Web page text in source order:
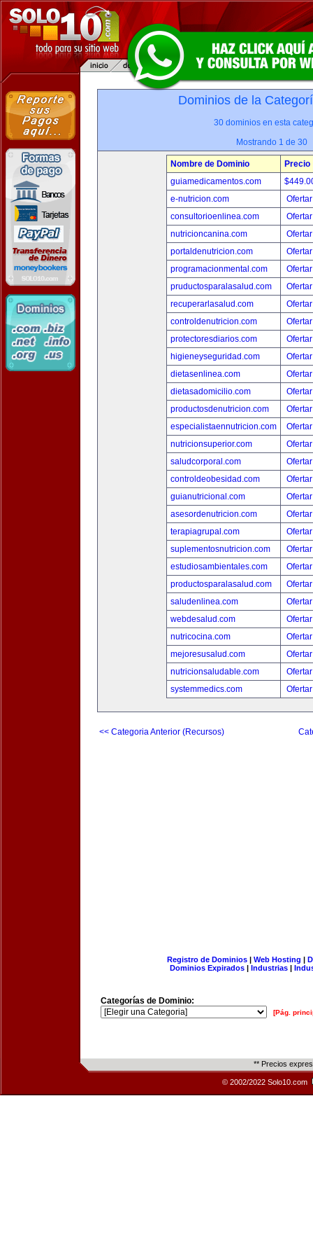
Dominios de la
30 dominios en esta
Mostrando 1 de 30
Nombre de Dominio
Precio
guiamedicamentos.com
e-nutricion.com
consultorioenlinea.com
nutricioncanina.com
portaldenutricion.com
programacionmental.com
pruductosparalasalud.com
recuperarlasalud.com
controldenutricion.com
protectoresdiarios.com
higieneyseguridad.com
dietasenlinea.com
dietasadomicilio.com
productosdenutricion.com
especialistaennutricion.com
nutricionsuperior.com
saludcorporal.com
controldeobesidad.com
guianutricional.com
asesordenutricion.com
terapiagrupal.com
suplementosnutricion.com
estudiosambientales.com
productosparalasalud.com
saludenlinea.com
webdesalud.com
nutricocina.com
mejoresusalud.com
nutricionsaludable.com
systemmedics.com
<< Categoria Anterior (Recursos)
Registro de Dominios| Web Hosting |
Dominios Expirados | Industrias |
Categorías de Dominio:
[Pág.
** Precios
© 2002/2022 Solo10.com